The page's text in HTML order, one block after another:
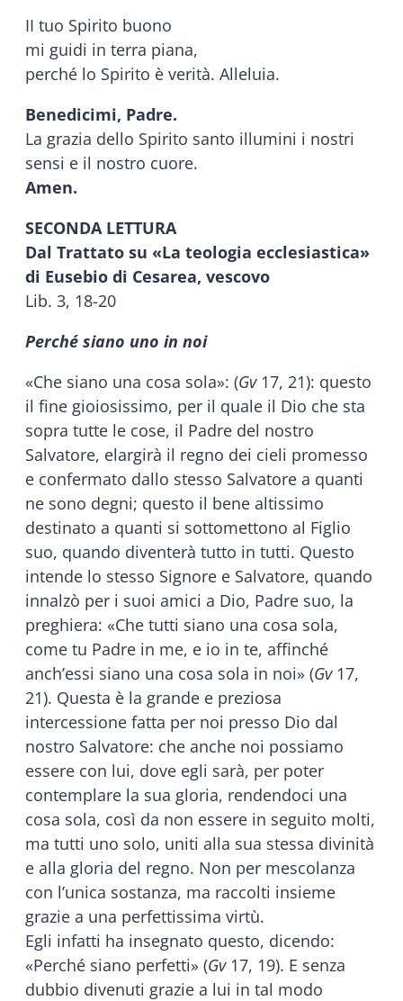
II tuo Spirito buono
mi guidi in terra piana,
perché lo Spirito è verità. Alleluia.
Benedicimi, Padre.
La grazia dello Spirito santo illumini i nostri
sensi e il nostro cuore.
Amen.
SECONDA LETTURA
Dal Trattato su «La teologia ecclesiastica»
di Eusebio di Cesarea, vescovo
Lib. 3, 18-20
Perché siano uno in noi
«Che siano una cosa sola»: (Gv17, 21): questo
il fine gioiosissimo, per il quale il Dio che sta
sopra tutte le cose, il Padre del nostro
Salvatore, elargirà il regno dei cieli promesso
e confermato dallo stesso Salvatore a quanti
ne sono degni; questo il bene altissimo
destinato a quanti si sottomettono al Figlio
suo, quando diventerà tutto in tutti. Questo
intende lo stesso Signore e Salvatore, quando
innalzò per i suoi amici a Dio, Padre suo, la
preghiera: «Che tutti siano una cosa sola,
come tu Padre in me, e io in te, affinché
anch’essi siano una cosa sola in noi» (Gv17,
21). Questa è la grande e preziosa
intercessione fatta per noi presso Dio dal
nostro Salvatore: che anche noi possiamo
essere con lui, dove egli sarà, per poter
contemplare la sua gloria, rendendoci una
cosa sola, così da non essere in seguito molti,
ma tutti uno solo, uniti alla sua stessa divinità
e alla gloria del regno. Non per mescolanza
con l’unica sostanza, ma raccolti insieme
grazie a una perfettissima virtù.
Egli infatti ha insegnato questo, dicendo:
«Perché siano perfetti» (Gv17, 19). E senza
dubbio divenuti grazie a lui in tal modo